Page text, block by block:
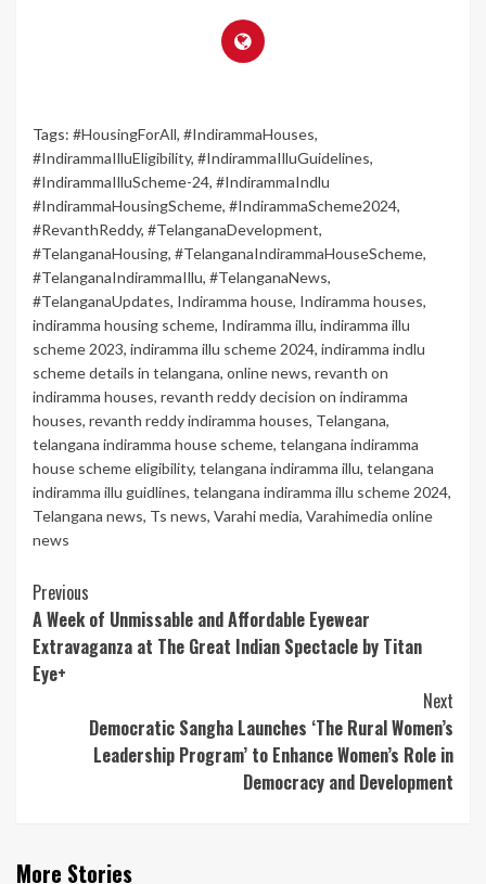
Tags: #HousingForAll, #IndirammaHouses,
#IndirammaIlluEligibility, #IndirammaIlluGuidelines,
#IndirammaIlluScheme-24, #IndirammaIndlu
#IndirammaHousingScheme, #IndirammaScheme2024,
#RevanthReddy, #TelanganaDevelopment,
#TelanganaHousing, #TelanganaIndirammaHouseScheme,
#TelanganaIndirammaIllu, #TelanganaNews,
#TelanganaUpdates, Indiramma house, Indiramma houses,
indiramma housing scheme, Indiramma illu, indiramma illu
scheme 2023, indiramma illu scheme 2024, indiramma indlu
scheme details in telangana, online news, revanth on
indiramma houses, revanth reddy decision on indiramma
houses, revanth reddy indiramma houses, Telangana,
telangana indiramma house scheme, telangana indiramma
house scheme eligibility, telangana indiramma illu, telangana
indiramma illu guidlines, telangana indiramma illu scheme 2024,
Telangana news, Ts news, Varahi media, Varahimedia online
news
Continue
Reading
Previous
A Week of Unmissable and Affordable Eyewear
Extravaganza at The Great Indian Spectacle by Titan
Eye+
Next
Democratic Sangha Launches ‘The Rural Women’s
Leadership Program’ to Enhance Women’s Role in
Democracy and Development
More Stories